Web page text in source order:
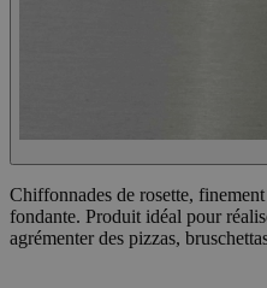
Chiffonnades de rosette,
fondante. Produit idéal pour
agrémenter des pizzas,